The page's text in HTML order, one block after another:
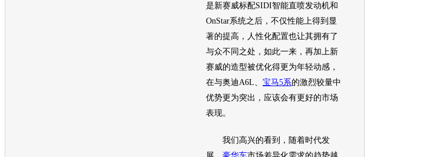
是新赛威标配SIDI智能直喷发动机和
OnStar系统之后，不仅性能上得到显
著的提高，人性化配置也让其拥有了
与众不同之处，如此一来，再加上新
赛威的造型被优化得更为年轻动感，
在与奥迪A6L 宝马5系的激烈较量中
优势更为突出，应该会有更好的市场
表现。
我们高兴的看到，随着时代发